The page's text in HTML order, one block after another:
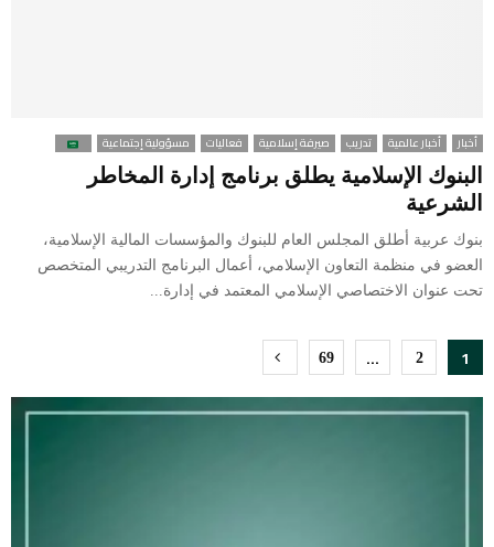
أخبار أخبار عالمية تدريب صيرفة إسلامية فعاليات مسؤولية إجتماعية
البنوك الإسلامية يطلق برنامج إدارة المخاطر
الشرعية
بنوك عربية أطلق المجلس العام للبنوك والمؤسسات المالية الإسلامية،
العضو في منظمة التعاون الإسلامي، أعمال البرنامج التدريبي المتخصص
تحت عنوان الاختصاصي الإسلامي المعتمد في إدارة...
Posts
pagination
1
2
…
69